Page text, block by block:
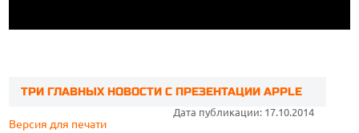
ТРИ ГЛАВНЫХ НОВОСТИ С ПРЕЗЕНТАЦИИ APPLE
Дата публикации: 17.10.2014
Версия для печати